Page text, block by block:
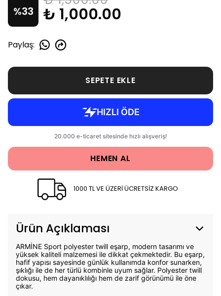
%33 ₺ 1,000.00
Paylaş:
SEPETE EKLE
HEMEN AL
1000 TL VE ÜZERİ ÜCRETSİZ KARGO
Ürün Açıklaması
ARMİNE Sport polyester twill eşarp, modern tasarımı ve
yüksek kaliteli malzemesi ile dikkat çekmektedir. Bu eşarp,
hafif yapısı sayesinde günlük kullanımda konfor sunarken,
şıklığı ile de her türlü kombinle uyum sağlar. Polyester twill
dokusu, hem dayanıklılığı hem de zarif görünümü ile öne
çıkar.